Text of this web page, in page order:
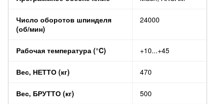
Число оборотов шпинделя
(об/мин)
24000
Рабочая температура (°C) +10...+45
Вес, НЕТТО (кг) 470
Вес, БРУТТО (кг) 500